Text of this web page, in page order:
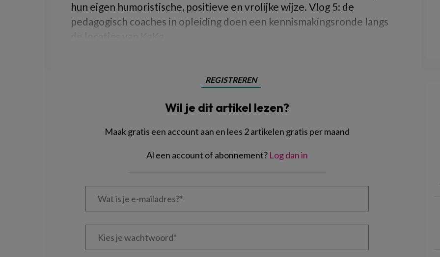
hun eigen humoristische, positieve en vrolijke wijze. Vlog 5: de
pedagogisch coaches in opleiding doen een kennismakingsronde langs
REGISTREREN
Wil je dit artikel lezen?
Maak gratis een account aan en lees 2 artikelen gratis per maand
Al een account of abonnement? Log dan in
Wat
Kies